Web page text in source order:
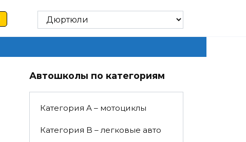
Автошколы по категориям
Категория A – мотоциклы
Категория B – легковые авто